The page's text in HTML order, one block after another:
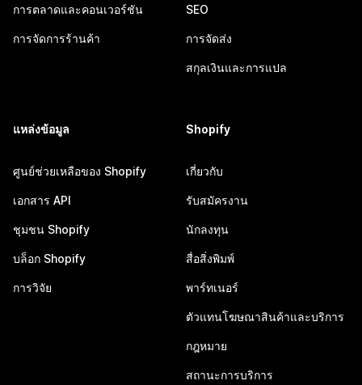
การตลาดและคอนเวอร์ชัน
การจัดการร้านค้า
SEO
การจัดส่ง
สกุลเงินและการแปล
แหล่งข้อมูล
ศูนย์ช่วยเหลือของ Shopify
เอกสาร API
ชุมชน Shopify
บล็อก Shopify
การวิจัย
Shopify
เกี่ยวกับ
รับสมัครงาน
นักลงทุน
สื่อสิ่งพิมพ์
พาร์ทเนอร์
ตัวแทนโฆษณาสินค้าและบริการ
กฎหมาย
สถานะการบริการ